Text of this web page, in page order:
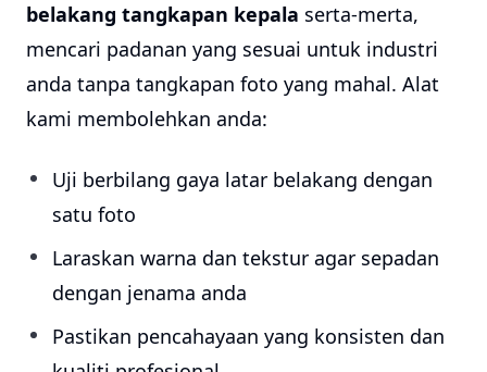
belakang tangkapan kepala serta-merta,
mencari padanan yang sesuai untuk industri
anda tanpa tangkapan foto yang mahal. Alat
kami membolehkan anda:
Uji berbilang gaya latar belakang dengan
satu foto
Laraskan warna dan tekstur agar sepadan
dengan jenama anda
Pastikan pencahayaan yang konsisten dan